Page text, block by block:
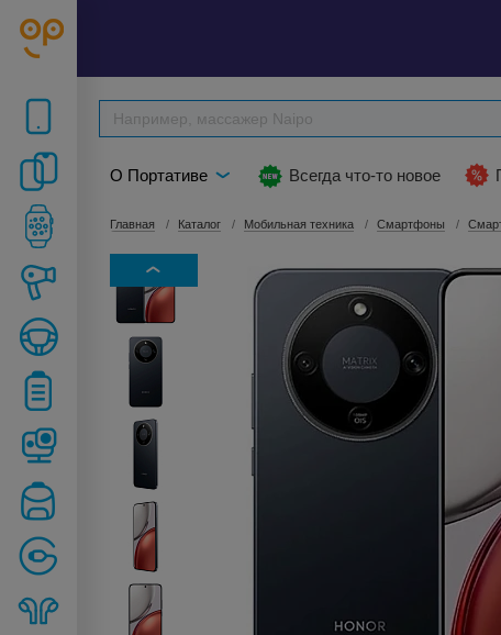
О Портативе Всегда что-то новое
Главная Каталог Мобильная техника Смартфоны